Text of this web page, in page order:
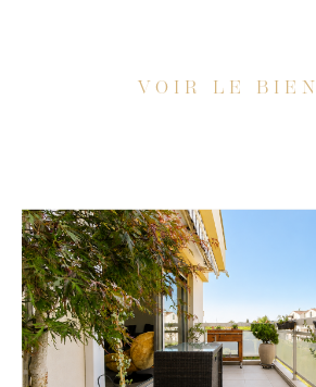
VOIR LE BIEN